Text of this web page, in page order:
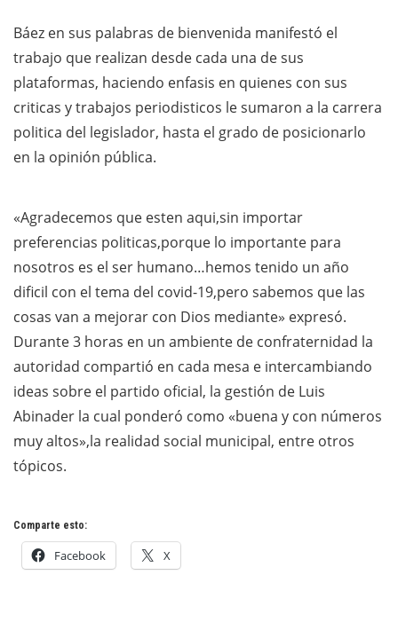
Báez en sus palabras de bienvenida manifestó el
trabajo que realizan desde cada una de sus
plataformas, haciendo enfasis en quienes con sus
criticas y trabajos periodisticos le sumaron a la carrera
politica del legislador, hasta el grado de posicionarlo
en la opinión pública.
«Agradecemos que esten aqui,sin importar
preferencias politicas,porque lo importante para
nosotros es el ser humano…hemos tenido un año
dificil con el tema del covid-19,pero sabemos que las
cosas van a mejorar con Dios mediante» expresó.
Durante 3 horas en un ambiente de confraternidad la
autoridad compartió en cada mesa e intercambiando
ideas sobre el partido oficial, la gestión de Luis
Abinader la cual ponderó como «buena y con números
muy altos»,la realidad social municipal, entre otros
tópicos.
Comparte esto:
Facebook X